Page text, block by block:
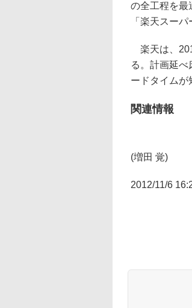
の全工程を最
「楽天スー
楽天は、
る。計画延べ
ードタイムが
関連情報
(増田 覚)
2012/11/6